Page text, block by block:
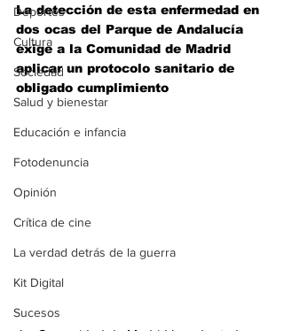
Deportes
Cultura
Sociedad
Salud y bienestar
Educación e infancia
Fotodenuncia
Opinión
Crítica de cine
La verdad detrás de la guerra
Kit Digital
Sucesos
La detección de esta enfermedad en
dos ocas del Parque de Andalucía
exige a la Comunidad de Madrid
aplicar un protocolo sanitario de
obligado cumplimiento